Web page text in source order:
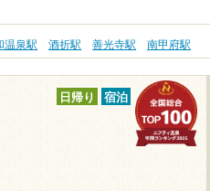
温泉駅 酒折駅 善光寺駅 南甲府駅
日帰り 宿泊